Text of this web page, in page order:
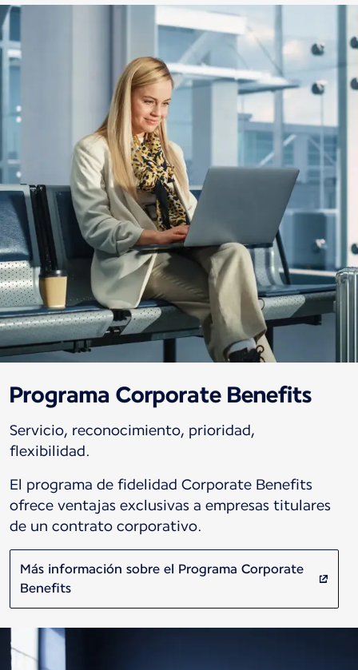
Programa Corporate Benefits
Servicio, reconocimiento, prioridad,
flexibilidad.
El programa de fidelidad Corporate Benefits
ofrece ventajas exclusivas a empresas titulares
de un contrato corporativo.
Más información sobre el Programa Corporate
Benefits